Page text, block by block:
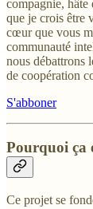
compagnie, hâte
que je crois être
cœur que vous
communauté
nous débattrons
de coopération
S'abboner
Pourquoi ça
Ce projet se